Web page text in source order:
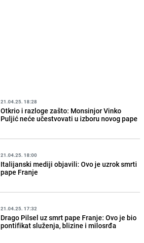
21.04.25. 18:28
Otkrio i razloge zašto: Monsinjor Vinko
Puljić neće učestvovati u izboru novog pape
21.04.25. 18:00
Italijanski mediji objavili: Ovo je uzrok smrti
pape Franje
21.04.25. 17:32
Drago Pilsel uz smrt pape Franje: Ovo je bio
pontifikat služenja, blizine i milosrđa